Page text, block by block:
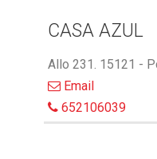
CASA AZUL
Allo 231. 15121 -
Email
652106039